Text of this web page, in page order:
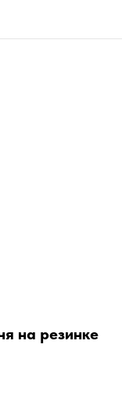
на резинке